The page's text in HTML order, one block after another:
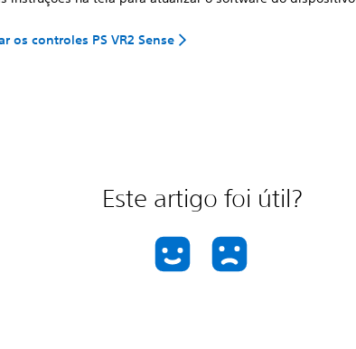
os controles PS VR2 Sense
Este artigo foi útil?